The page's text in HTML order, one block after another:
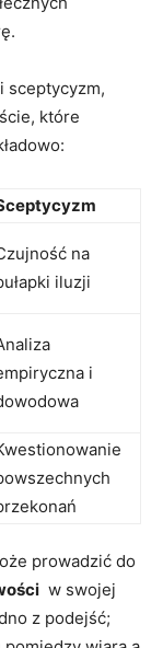
sceptycyzm,⁣
które⁤
na‍
‌iluzji
i⁢
⁢prowadzić⁢ do
‍ w swojej‌
z podejść;